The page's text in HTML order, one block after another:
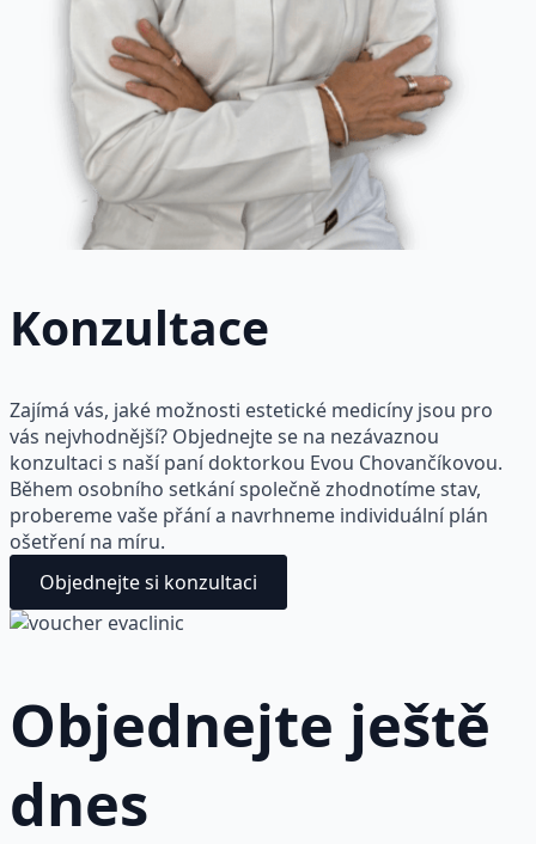
Konzultace
Zajímá vás, jaké možnosti estetické medicíny jsou pro
vás nejvhodnější? Objednejte se na nezávaznou
konzultaci s naší paní doktorkou Evou Chovančíkovou.
Během osobního setkání společně zhodnotíme stav,
probereme vaše přání a navrhneme individuální plán
ošetření na míru.
Objednejte si konzultaci
Objednejte ještě
dnes